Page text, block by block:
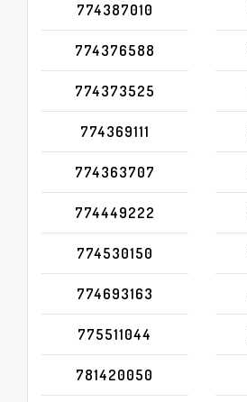
774387010
774376588
774373525
774369111
774363707
774449222
774530150
774693163
775511044
781420050